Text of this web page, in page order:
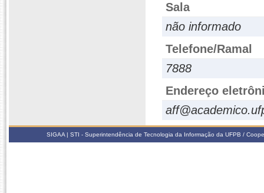
Sala
não informado
Telefone/Ramal
7888
Endereço
SIGAA | STI - Superintendência de Tecnologia da Informação da UFPB /